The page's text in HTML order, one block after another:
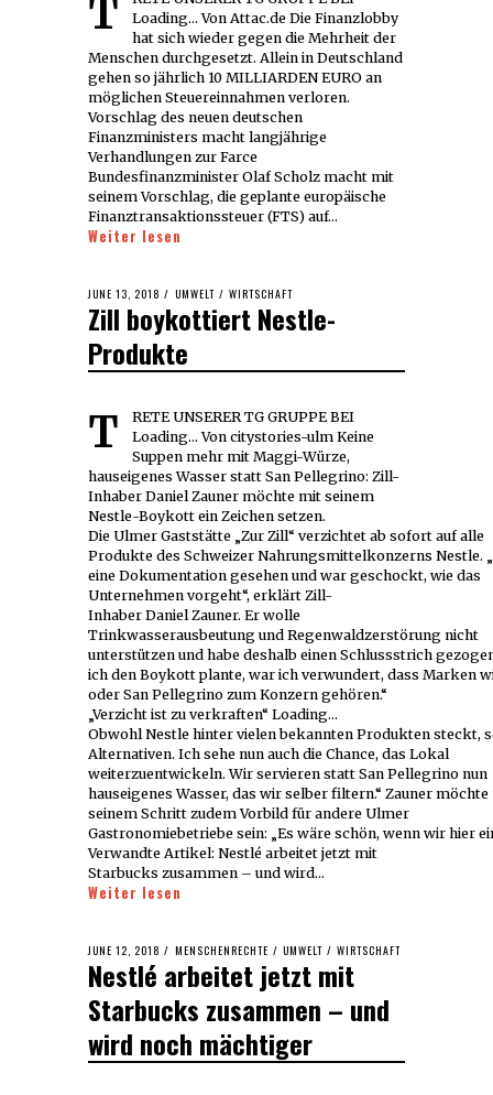
TRETE UNSERER TG GRUPPE BEI
Loading... Von Attac.de Die Finanzlobby
hat sich wieder gegen die Mehrheit der
Menschen durchgesetzt. Allein in Deutschland
gehen so jährlich 10 MILLIARDEN EURO an
möglichen Steuereinnahmen verloren.
Vorschlag des neuen deutschen
Finanzministers macht langjährige
Verhandlungen zur Farce
Bundesfinanzminister Olaf Scholz macht mit
seinem Vorschlag, die geplante europäische
Finanztransaktionssteuer (FTS) auf…
Weiter lesen
POSTED
ON
JUNE 13, 2018 JUNE
13,
2018
UMWELT / WIRTSCHAFT
Zill boykottiert Nestle-
Produkte
TRETE UNSERER TG GRUPPE BEI
Loading... Von citystories-ulm Keine
Suppen mehr mit Maggi-Würze,
hauseigenes Wasser statt San Pellegrino: Zill-
Inhaber Daniel Zauner möchte mit seinem
Nestle-Boykott ein Zeichen setzen.
Die Ulmer Gaststätte „Zur Zill“ verzichtet ab sofort auf alle
Produkte des Schweizer Nahrungsmittelkonzerns Nestle.
eine Dokumentation gesehen und war geschockt, wie das
Unternehmen vorgeht“, erklärt Zill-
Inhaber Daniel Zauner. Er wolle
Trinkwasserausbeutung und Regenwaldzerstörung nicht
unterstützen und habe deshalb einen Schlussstrich
ich den Boykott plante, war ich verwundert, dass Marken
oder San Pellegrino zum Konzern gehören.“
„Verzicht ist zu verkraften“ Loading...
Obwohl Nestle hinter vielen bekannten Produkten steckt,
Alternativen. Ich sehe nun auch die Chance, das Lokal
weiterzuentwickeln. Wir servieren statt San Pellegrino nun
hauseigenes Wasser, das wir selber filtern.“ Zauner
seinem Schritt zudem Vorbild für andere Ulmer
Gastronomiebetriebe sein: „Es wäre schön, wenn wir hier
Verwandte Artikel: Nestlé arbeitet jetzt mit
Starbucks zusammen – und wird…
Weiter lesen
POSTED
ON
JUNE 12, 2018 JUNE
2018
MENSCHENRECHTE / UMWELT / WIRTSCHAFT
Nestlé arbeitet jetzt mit
Starbucks zusammen – und
wird noch mächtiger